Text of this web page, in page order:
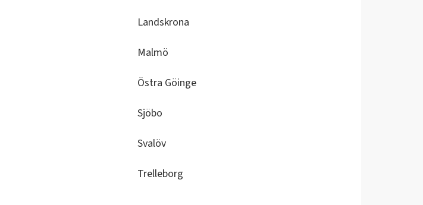
Landskrona
Malmö
Östra Göinge
Sjöbo
Svalöv
Trelleborg